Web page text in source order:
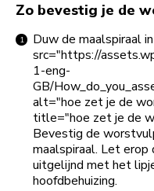
Zo bevestig je de
Duw de maalspiraal
src="https://
1-eng-
GB/
alt="hoe zet je de
title="hoe zet je de
Bevestig de
maalspiraal. Let erop
uitgelijnd met het
hoofdbehuizing.